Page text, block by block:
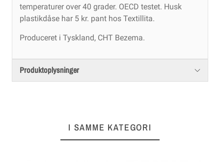
temperaturer over 40 grader. OECD testet. Husk
plastikdåse har 5 kr. pant hos Textillita.
Produceret i Tyskland, CHT Bezema.
Produktoplysninger
I SAMME KATEGORI